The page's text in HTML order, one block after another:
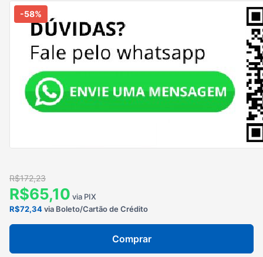
-58%
R$172,23
R$65,10 via PIX
R$72,34via Boleto/Cartão de Crédito
Comprar